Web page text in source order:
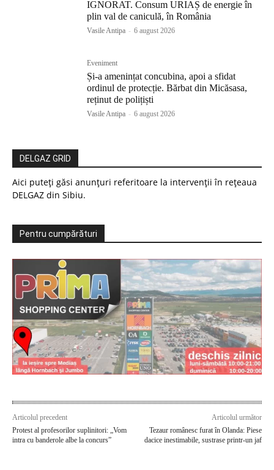
IGNORAT. Consum URIAȘ de energie în
plin val de caniculă, în România
Vasile Antipa - 6 august 2026
Eveniment
Și-a amenințat concubina, apoi a sfidat
ordinul de protecție. Bărbat din Micăsasa,
reținut de polițiști
Vasile Antipa - 6 august 2026
DELGAZ GRID
Aici puteți găsi anunțuri referitoare la intervenții în rețeaua
DELGAZ din Sibiu.
Pentru cumpărături
Articolul precedent
Protest al profesorilor suplinitori: „Vom
intra cu banderole albe la concurs”
Articolul următor
Tezaur românesc furat în Olanda: Piese
dacice inestimabile, sustrase printr-un jaf